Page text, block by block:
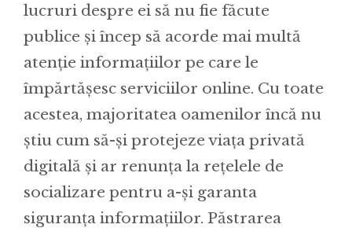
lucruri despre ei să nu fie făcute
publice și încep să acorde mai multă
atenție informațiilor pe care le
împărtășesc serviciilor online. Cu toate
acestea, majoritatea oamenilor încă nu
știu cum să-și protejeze viața privată
digitală și ar renunța la rețelele de
socializare pentru a-și garanta
siguranța informațiilor. Păstrarea